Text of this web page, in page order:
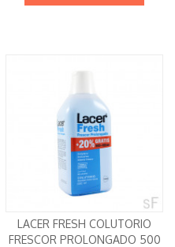
LACER FRESH COLUTORIO
FRESCOR PROLONGADO 500